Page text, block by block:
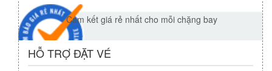
Cam kết giá rẻ nhất cho mỗi chặng bay
HỖ TRỢ ĐẶT VÉ